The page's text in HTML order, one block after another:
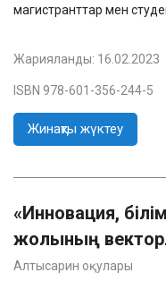
магистранттар мен
Жарияланды: 16.02.2023
ISBN 978-601-356-244-5
Жинақты жүктеу
«Инновация,
жолының
Алтысарин оқулары